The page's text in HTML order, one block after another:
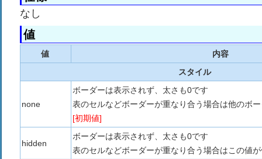
なし
値
値
内容
スタイル
none
ボーダーは表示されず、太さも0です
表のセルなどボーダーが重なり合う場合は他のボ
[初期値]
hidden
ボーダーは表示されず、太さも0です
表のセルなどボーダーが重なり合う場合はこの値